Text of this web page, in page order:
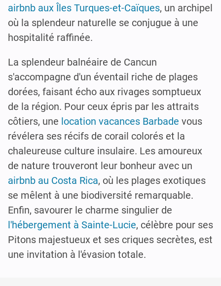
airbnb aux Îles Turques-et-Caïques, un archipel
où la splendeur naturelle se conjugue à une
hospitalité raffinée.
La splendeur balnéaire de Cancun
s'accompagne d'un éventail riche de plages
dorées, faisant écho aux rivages somptueux
de la région. Pour ceux épris par les attraits
côtiers, une location vacances Barbade vous
révélera ses récifs de corail colorés et la
chaleureuse culture insulaire. Les amoureux
de nature trouveront leur bonheur avec un
airbnb au Costa Rica, où les plages exotiques
se mêlent à une biodiversité remarquable.
Enfin, savourer le charme singulier de
l'hébergement à Sainte-Lucie, célèbre pour ses
Pitons majestueux et ses criques secrètes, est
une invitation à l'évasion totale.